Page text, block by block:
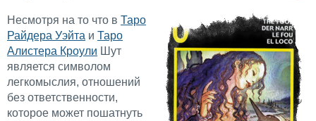
Несмотря на то что в Таро
Райдера Уэйта и Таро
Алистера Кроули Шут
является символом
легкомыслия, отношений
без ответственности,
которое может пошатнуть